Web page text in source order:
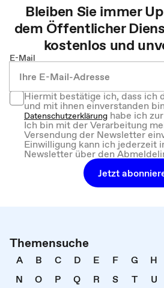
Bleiben Sie immer
dem Öffentlicher
kostenlos und
E-Mail
Hiermit bestätige ich, dass ich
und mit ihnen einverstanden
Datenschutzerklärung habe ich
Ich bin mit der Verarbeitung
Versendung der Newsletter
Einwilligung kann ich jederzeit
Newsletter über den
Jetzt
Themensuche
A B C D E F G H
N
O P Q R S T U